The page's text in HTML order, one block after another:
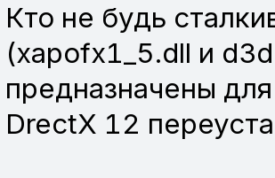
Кто не будь
(xapofx1_5.dll и
предназначены
DrectX 12